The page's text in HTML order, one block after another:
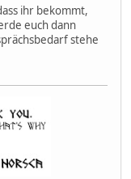
ihr bekommt,
euch dann
stehe